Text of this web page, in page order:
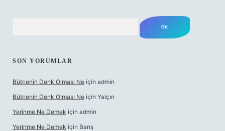
SON YORUMLAR
Bütçenin Denk Olması Ne için admin
Bütçenin Denk Olması Ne için Yalçın
Yerinme Ne Demek için admin
Yerinme Ne Demek için Barış